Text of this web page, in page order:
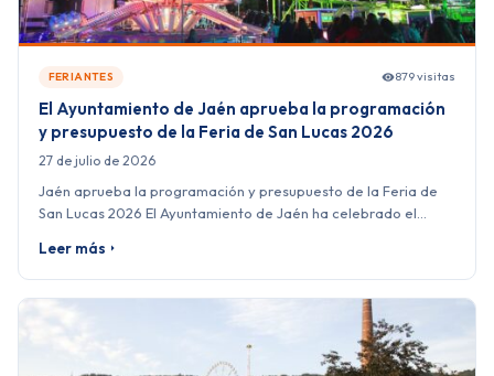
FERIANTES 879 visitas
El Ayuntamiento de Jaén aprueba la programación
y presupuesto de la Feria de San Lucas 2026
27 de julio de 2026
Jaén aprueba la programación y presupuesto de la Feria de
San Lucas 2026 El Ayuntamiento de Jaén ha celebrado el…
Leer más